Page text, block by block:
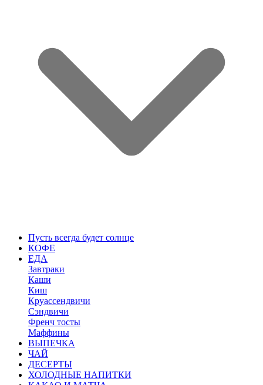
Пусть всегда будет солнце
КОФЕ
ЕДА
Завтраки
Каши
Киш
Круассендвичи
Сэндвичи
Френч тосты
Маффины
ВЫПЕЧКА
ЧАЙ
ДЕСЕРТЫ
ХОЛОДНЫЕ НАПИТКИ